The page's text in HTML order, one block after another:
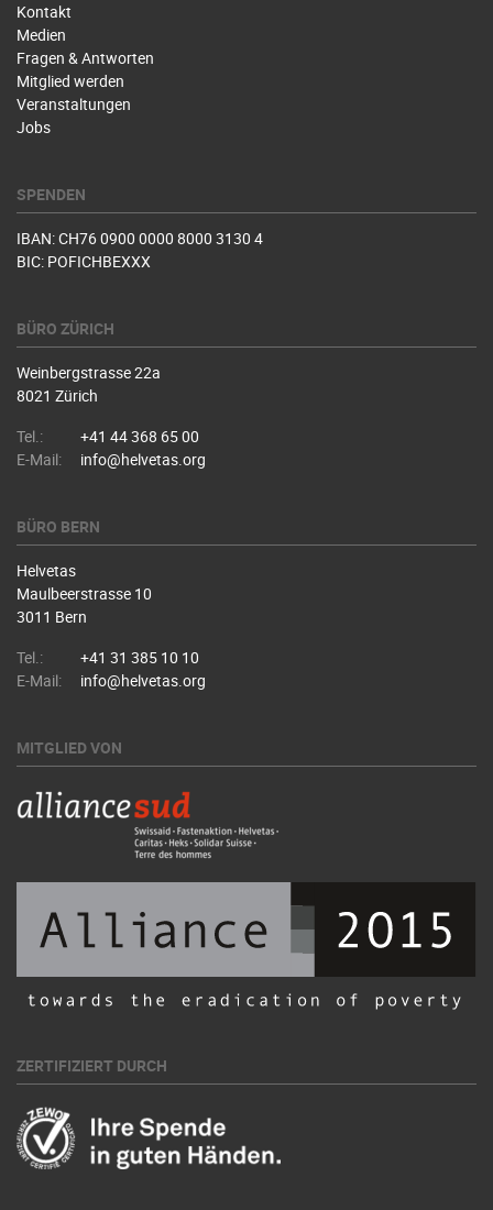
Kontakt
Medien
Fragen & Antworten
Mitglied werden
Veranstaltungen
Jobs
SPENDEN
IBAN: CH76 0900 0000 8000 3130 4
BIC: POFICHBEXXX
BÜRO ZÜRICH
Weinbergstrasse 22a
8021 Zürich
Tel.:
+41 44 368 65 00
E-Mail:
info@helvetas.org
BÜRO BERN
Helvetas
Maulbeerstrasse 10
3011 Bern
Tel.:
+41 31 385 10 10
E-Mail:
info@helvetas.org
MITGLIED VON
ZERTIFIZIERT DURCH